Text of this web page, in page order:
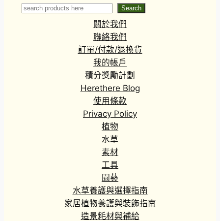
scorpioides)
Aureum)
Search Search
關於我們
聯絡我們
訂單/付款/退換貨
我的帳戶
積分獎勵計劃
Herethere Blog
使用條款
Privacy Policy
植物
水草
素材
工具
園藝
水草養護與選擇指南
家居植物養護與裝飾指南
造景耗材與補給